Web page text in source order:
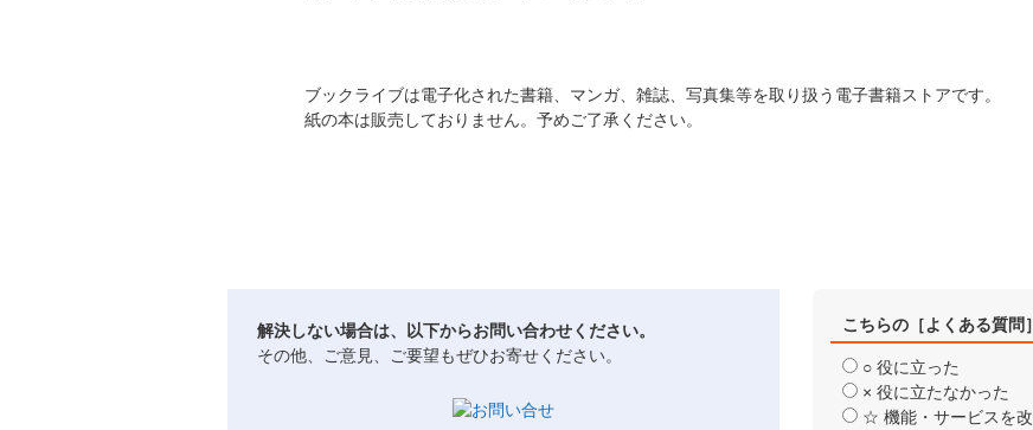
ブックライブは電子化された書籍、マンガ、雑誌、写真集等を取り扱う電子書籍ストアです。
紙の本は販売しておりません。予めご了承ください。
解決しない場合は、以下からお問い合わせください。
その他、ご意見、ご要望もぜひお寄せください。
こちらの［よくある質問
○ 役に立った
× 役に立たなかった
☆ 機能・サービスを